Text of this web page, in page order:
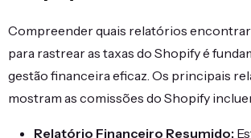
Compreender quais relatórios
para rastrear as taxas do Shopify é
gestão financeira eficaz. Os principais
mostram as comissões do Shopify
Relatório Financeiro Resumido: